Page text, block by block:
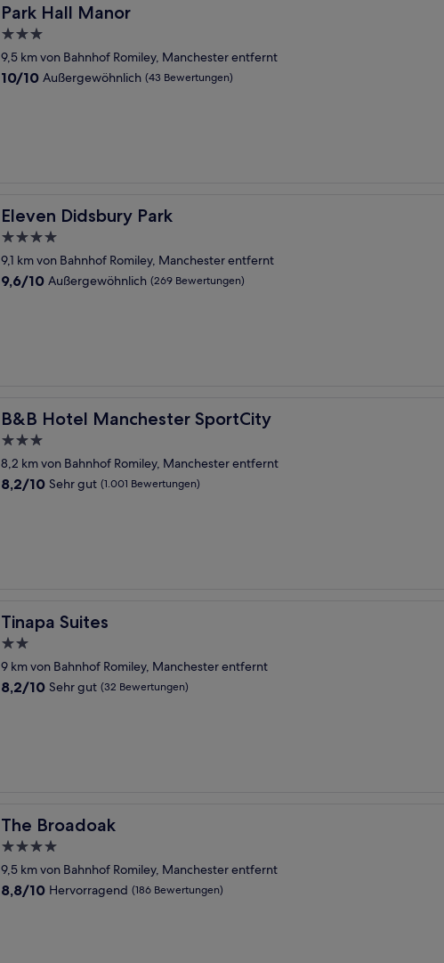
Park Hall Manor
Park Hall Manor
3.0-
Sterne-
Unterkunft
9,5 km von Bahnhof Romiley, Manchester entfernt
10.0
10/10 Außergewöhnlich (43 Bewertungen)
Eleven Didsbury Park
Eleven Didsbury Park
4.0-
Sterne-
Unterkunft
9,1 km von Bahnhof Romiley, Manchester entfernt
9.6
9,6/10 Außergewöhnlich (269 Bewertungen)
B&B Hotel Manchester SportCity
B&B Hotel Manchester SportCity
3.0-
Sterne-
Unterkunft
8,2 km von Bahnhof Romiley, Manchester entfernt
8.2
8,2/10 Sehr gut (1.001 Bewertungen)
Tinapa Suites
Tinapa Suites
2.0-
Sterne-
Unterkunft
9 km von Bahnhof Romiley, Manchester entfernt
8.2
8,2/10 Sehr gut (32 Bewertungen)
The Broadoak
The Broadoak
4.0-
Sterne-
Unterkunft
9,5 km von Bahnhof Romiley, Manchester entfernt
8.8
8,8/10 Hervorragend (186 Bewertungen)